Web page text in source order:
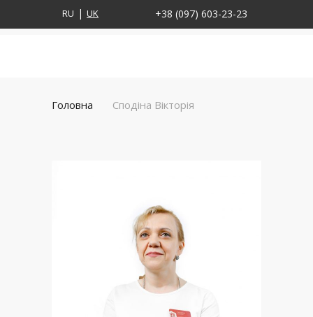
RU UK +38 (097) 603-23-23
Головна Сподіна Вікторія